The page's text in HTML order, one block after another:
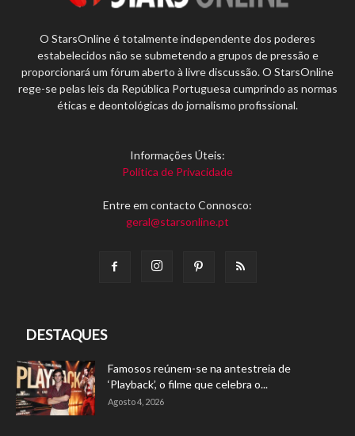
O StarsOnline é totalmente independente dos poderes
estabelecidos não se submetendo a grupos de pressão e
proporcionará um fórum aberto à livre discussão. O StarsOnline
rege-se pelas leis da República Portuguesa cumprindo as normas
éticas e deontológicas do jornalismo profissional.
Informações Úteis:
Política de Privacidade
Entre em contacto Connosco:
geral@starsonline.pt
DESTAQUES
Famosos reúnem-se na antestreia de
‘Playback’, o filme que celebra o...
Agosto 4, 2026